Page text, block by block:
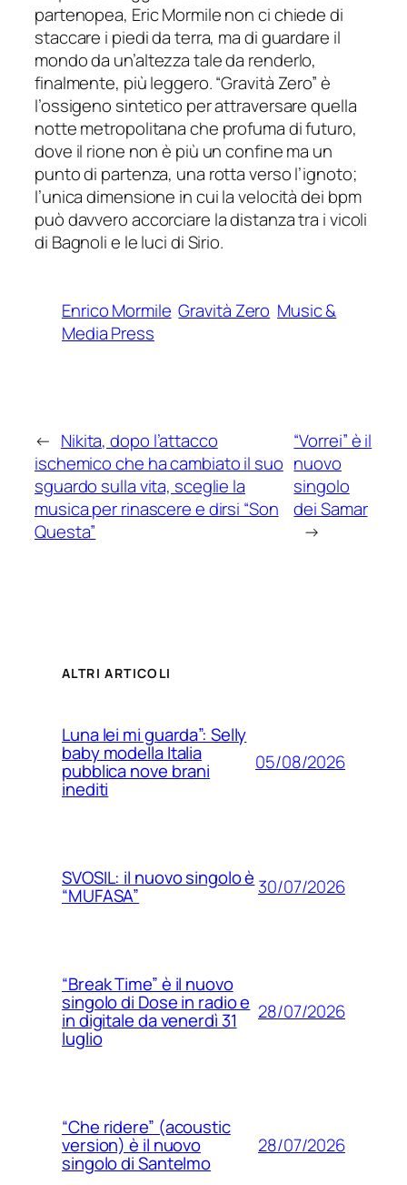
partenopea, Eric Mormile non ci chiede di
staccare i piedi da terra, ma di guardare il
mondo da un’altezza tale da renderlo,
finalmente, più leggero. “Gravità Zero” è
l’ossigeno sintetico per attraversare quella
notte metropolitana che profuma di futuro,
dove il rione non è più un confine ma un
punto di partenza, una rotta verso l’ignoto;
l’unica dimensione in cui la velocità dei bpm
può davvero accorciare la distanza tra i vicoli
di Bagnoli e le luci di Sirio.
Enrico Mormile Gravità Zero Music &
Media Press
← Nikita, dopo l’attacco
ischemico che ha cambiato il suo
sguardo sulla vita, sceglie la
musica per rinascere e dirsi “Son
Questa”
“Vorrei” è il
nuovo
singolo
dei Samar
→
ALTRI ARTICOLI
Luna lei mi guarda”: Selly
baby modella Italia
pubblica nove brani
inediti
05/08/2026
SVOSIL: il nuovo singolo è
“MUFASA” 30/07/2026
“Break Time” è il nuovo
singolo di Dose in radio e
in digitale da venerdì 31
luglio
28/07/2026
“Che ridere” (acoustic
version) è il nuovo
singolo di Santelmo
28/07/2026